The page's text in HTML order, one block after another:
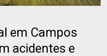
em Campos
acidentes e